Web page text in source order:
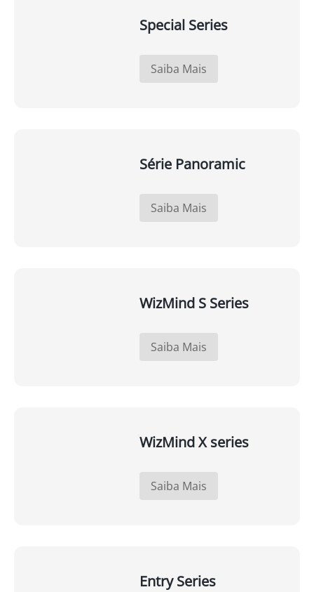
Special Series
Saiba Mais
Série Panoramic
Saiba Mais
WizMind S Series
Saiba Mais
WizMind X series
Saiba Mais
Entry Series